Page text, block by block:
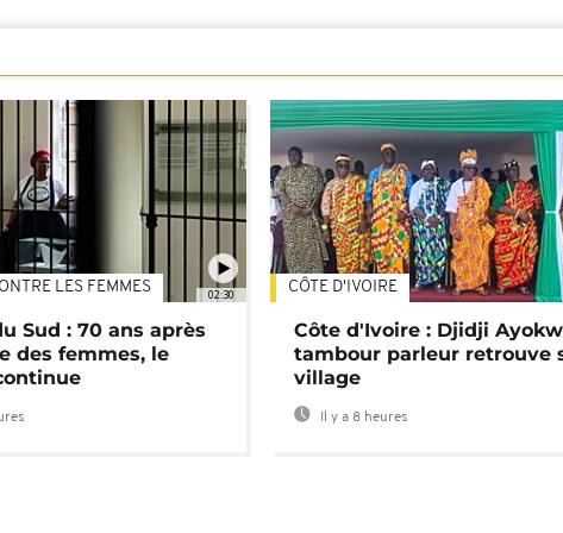
02:30
LES FEMMES
Sud : 70 ans après
des femmes, le
CÔTE D'IVOIRE
Côte d'Ivoire : Djidji
tambour parleur retrouve
village
Il y a 8 heures